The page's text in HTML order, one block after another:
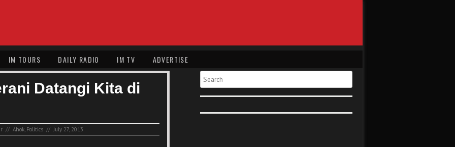
IM TOURS DAILY RADIO IM TV ADVERTISE
Datangi Kita di
// Ahok, Politics // July 27, 2013
Search